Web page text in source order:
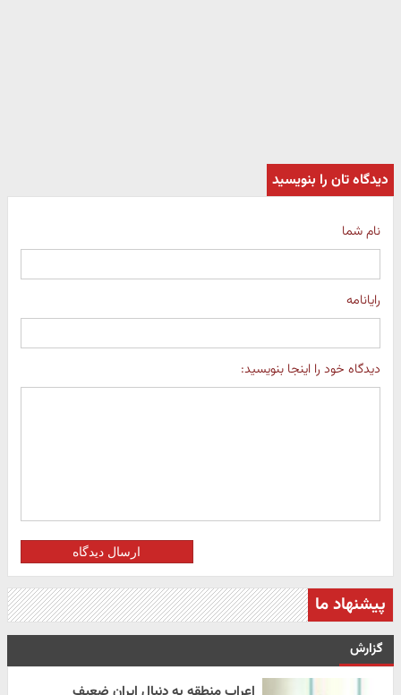
دیدگاه تان را بنویسید
نام شما
رایانامه
دیدگاه خود را اینجا بنویسید:
ارسال دیدگاه
پیشنهاد ما
گزارش